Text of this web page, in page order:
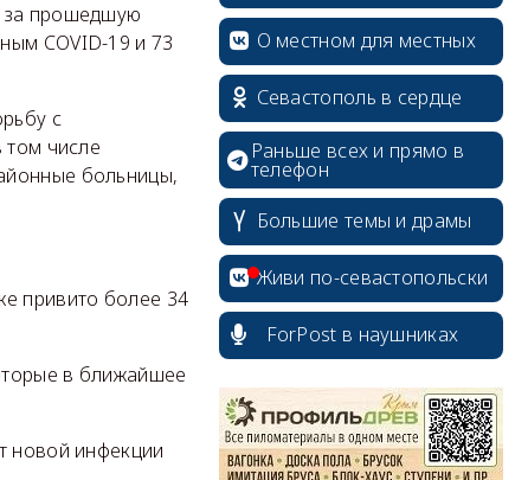
за прошедшую
COVID-19 и 73
с
числе
больницы,
привито более 34
в ближайшее
новой инфекции
О местном для местных
Севастополь в сердце
Раньше всех и прямо в
телефон
Большие темы и драмы
Живи по-севастопольски
ForPost в наушниках